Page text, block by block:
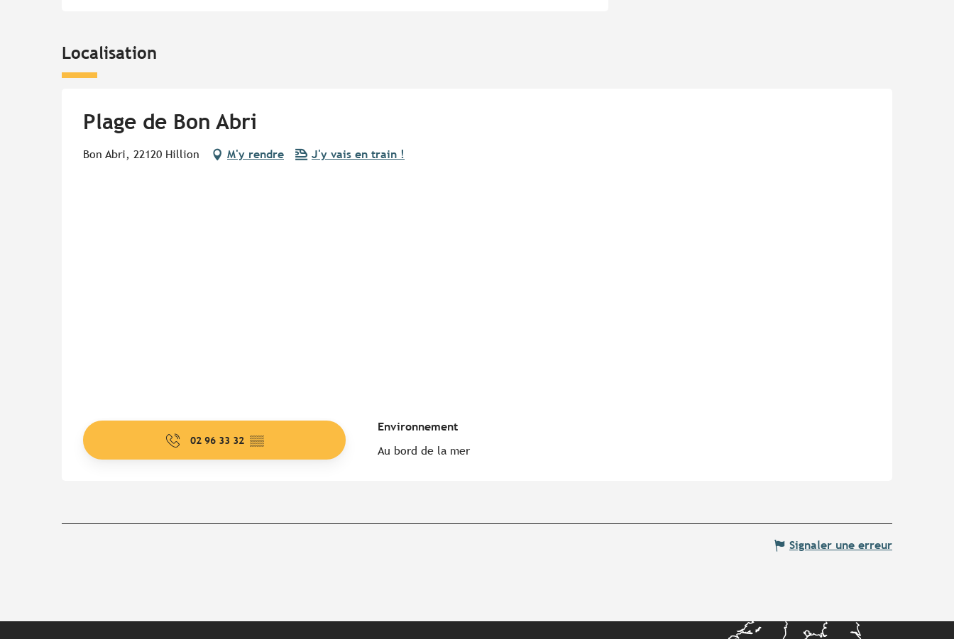
Localisation
Plage de Bon Abri
Bon Abri, 22120 Hillion M'y rendre J'y vais en train !
02 96 33 32 ▒▒
Environnement
Environnement
Au bord de la mer
Signaler une erreur